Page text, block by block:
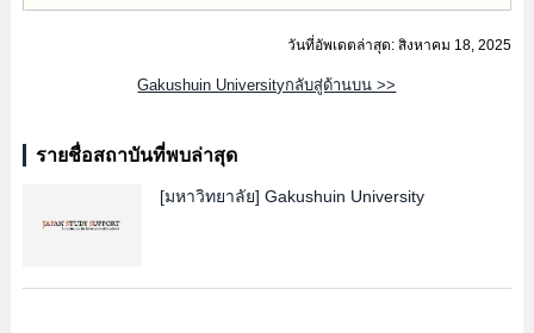
วันที่อัพเดตล่าสุด: สิงหาคม 18, 2025
Gakushuin Universityกลับสู่ด้านบน >>
รายชื่อสถาบันที่พบล่าสุด
[มหาวิทยาลัย] Gakushuin University